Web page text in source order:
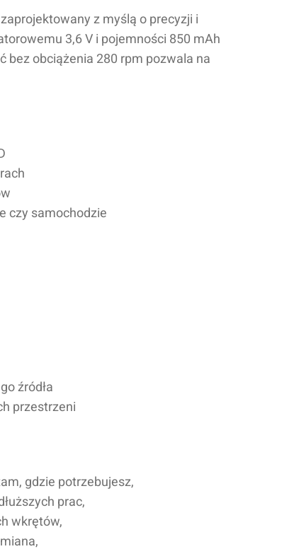
zaprojektowany z myślą o precyzji i
3,6 V i pojemności 850 mAh
bez obciążenia 280 rpm pozwala na
czy samochodzie
źródła
przestrzeni
gdzie potrzebujesz,
prac,
wkrętów,